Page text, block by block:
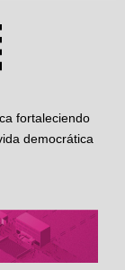
fortaleciendo
democrática